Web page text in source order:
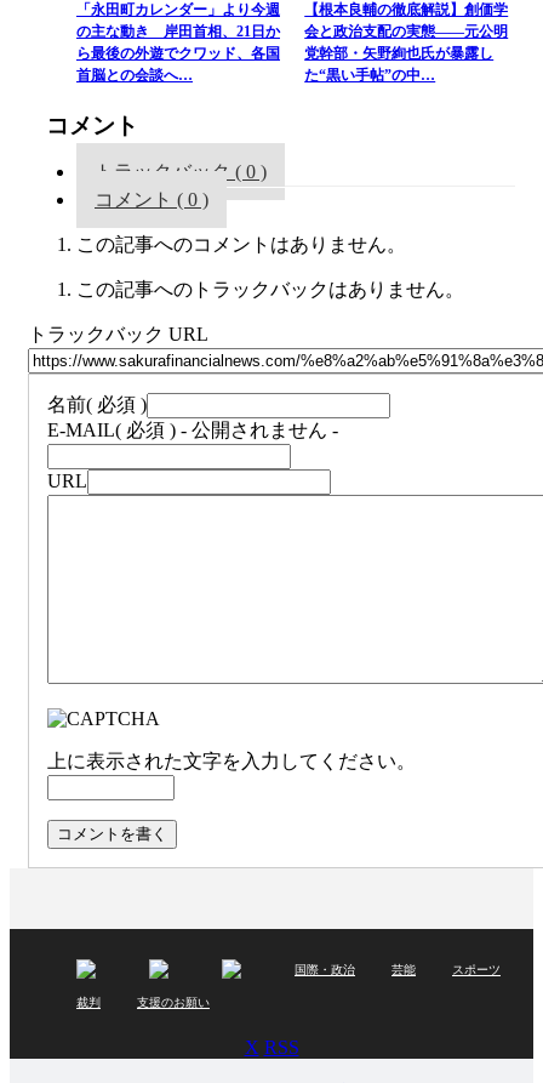
「永田町カレンダー」より今週
の主な動き 岸田首相、21日か
ら最後の外遊でクワッド、各国
首脳との会談へ…
【根本良輔の徹底解説】創価学
会と政治支配の実態――元公明
党幹部・矢野絢也氏が暴露し
た“黒い手帖”の中…
コメント
トラックバック ( 0 )
コメント ( 0 )
この記事へのコメントはありません。
この記事へのトラックバックはありません。
トラックバック URL
名前( 必須 )
E-MAIL( 必須 ) - 公開されません -
URL
上に表示された文字を入力してください。
国際・政治 芸能 スポーツ
裁判 支援のお願い
X RSS